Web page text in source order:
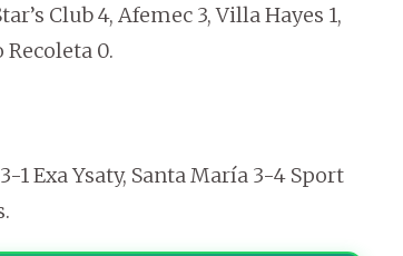
Club 4, Afemec 3, Villa Hayes 1,
0.
1 Exa Ysaty, Santa María 3-4 Sport